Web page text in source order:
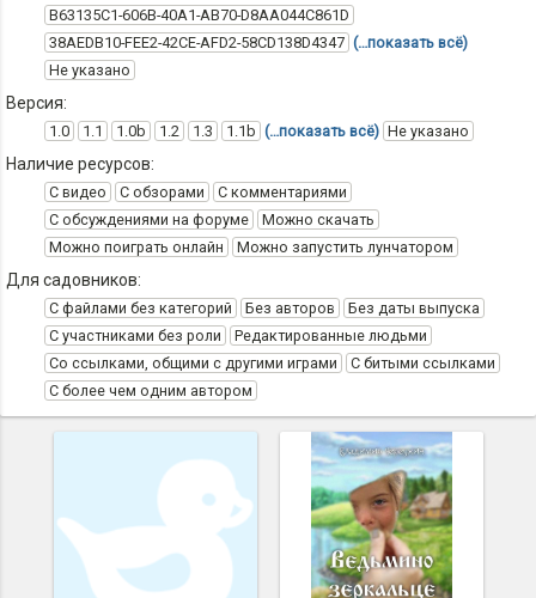
B63135C1-606B-40A1-AB70-D8AA044C861D
38AEDB10-FEE2-42CE-AFD2-58CD138D4347 (…показать всё)
Не указано
Версия:
1.0 1.1 1.0b 1.2 1.3 1.1b (…показать всё) Не указано
Наличие ресурсов:
С видео С обзорами
С комментариями
С обсуждениями на форуме
Можно скачать
Можно поиграть онлайн
Можно запустить лунчатором
Для садовников:
С файлами без категорий Без авторов
Без даты выпуска
С участниками без роли
Редактированные людьми
Со ссылками, общими с другими играми
С битыми ссылками
С более чем одним автором